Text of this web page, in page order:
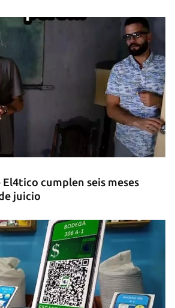
El4tico cumplen seis meses
juicio